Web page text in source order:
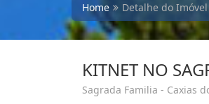
Home Detalhe do Imóvel
KITNET NO
Sagrada Familia - Caxias